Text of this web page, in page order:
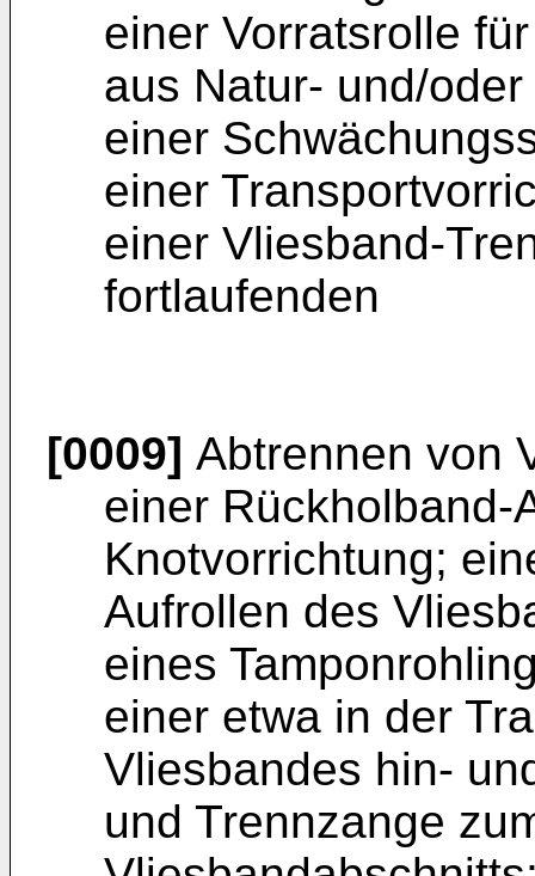
einer Vorratsrolle
aus Natur- und/
einer
einer
einer Vliesband-
fortlaufenden
[0009] Abtrennen von
einer Rückholband-
Knotvorrichtung;
Aufrollen des
eines
einer etwa in der
Vliesbandes hin-
und Trennzange